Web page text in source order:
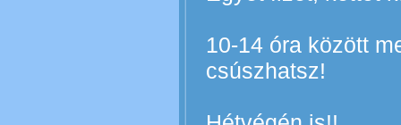
10-14 óra között
csúszhatsz!